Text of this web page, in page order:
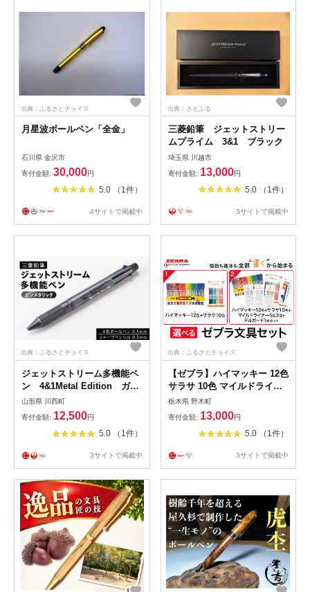
出典：ふるさとチョイス
月星波ボールペン「全金」
石川県 金沢市
寄付金額: 30,000円
5.0 （1件）
4サイトで掲載中
出典：さとふる
三菱鉛筆 ジェットストリー
ムプライム 3&1 ブラック
埼玉県 川越市
寄付金額: 13,000円
5.0 （1件）
3サイトで掲載中
出典：ふるさとチョイス
ジェットストリーム多機能ペ
ン 4&1Metal Edition ガン
メタリック_ボールペン シャ
ープペンシル 多機能 文房具
文具 ステーショナリー Uni
ジェットストリーム
形県 川西町 送料無料
山形県 川西町
寄付金額: 12,500円
5.0 （1件）
3サイトで掲載中
出典：ふるさとチョイス
【ゼブラ】ハイマッキー 12色
サラサ 10色 マイルドライナ
ー 5色3種 デルガード 1本 株
式会社ナカダ《30日以内に出
荷予定(土日祝除く)》栃木県
野木町 ペン zebra 文具 文房
ビジネス イラスト 文房具 筆
栃木県 野木町
寄付金額: 13,000円
5.0 （1件）
3サイトで掲載中